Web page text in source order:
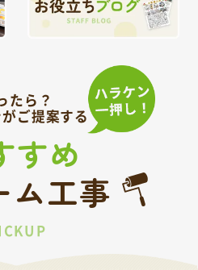
たら？
ご提案する
すめ
ム工事